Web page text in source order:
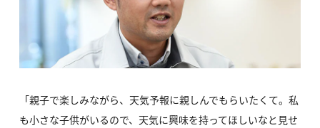
「親子で楽しみながら、天気予報に親しんでもらいたくて。私
も小さな子供がいるので、天気に興味を持ってほしいなと見せ